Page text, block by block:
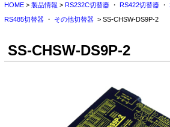
HOME
各種ダウンロー
お客様サポート
会社情報
HOME> 製品情報 > RS232C切替器・ RS422切替器・
RS485切替器・ その他切替器> SS-CHSW-DS9P-2
SS-CHSW-DS9P-2